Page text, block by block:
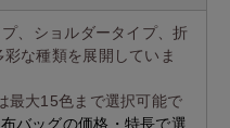
、ショルダータイプ、折
な種類を展開していま
最大15色まで選択可能で
バッグの価格・特長で選